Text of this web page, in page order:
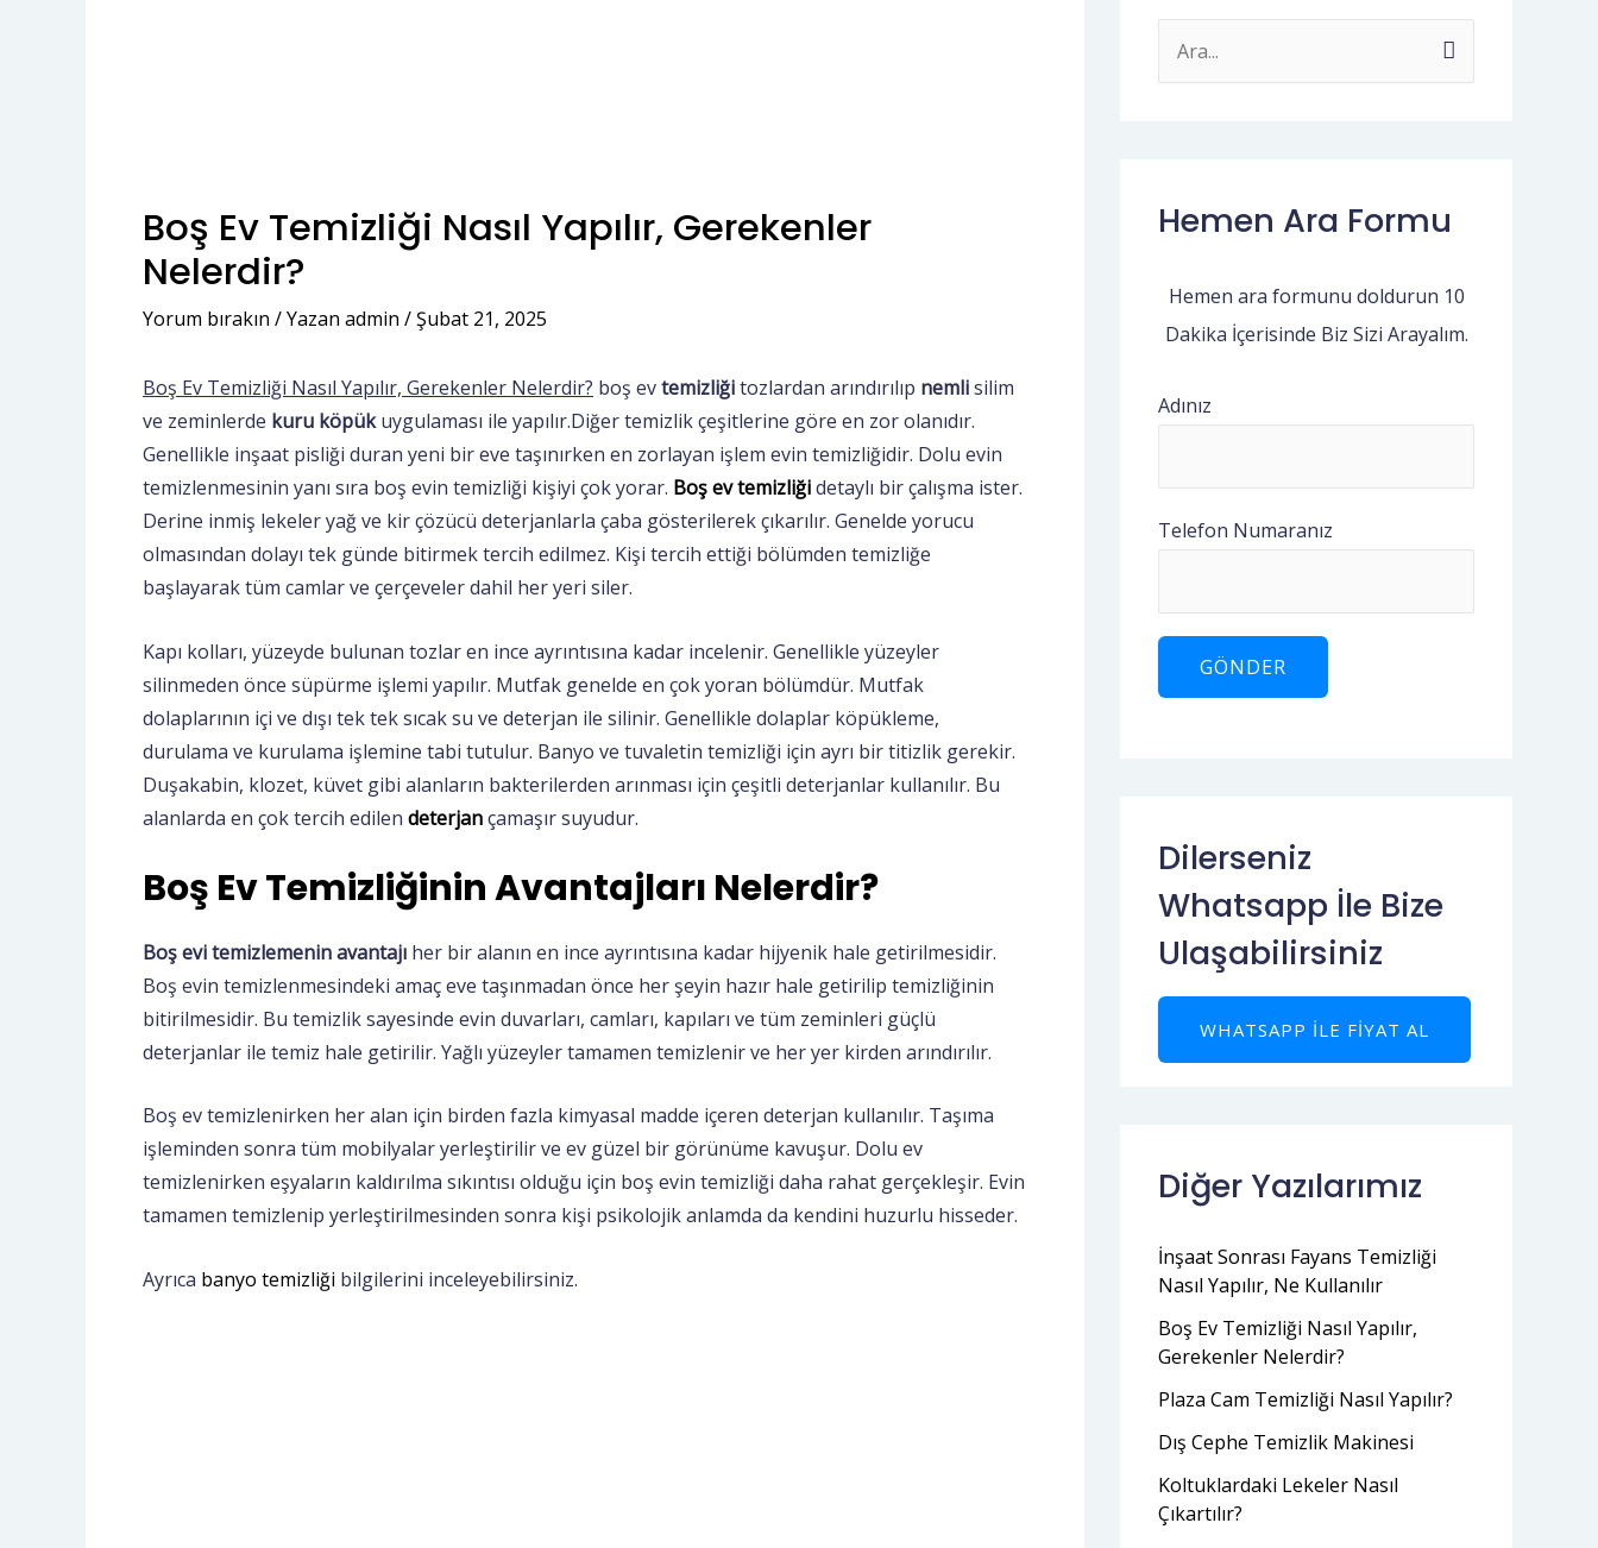
Boş Ev Temizliği Nasıl Yapılır, Gerekenler
Nelerdir?
Yorum bırakın / Yazan admin /Şubat 21, 2025
Boş Ev Temizliği Nasıl Yapılır, Gerekenler Nelerdir? boş evtemizliğitozlardan arındırılıp nemlisilim
ve zeminlerde kuru köpükuygulaması ile yapılır.Diğer temizlik çeşitlerine göre en zor olanıdır.
Genellikle inşaat pisliği duran yeni bir eve taşınırken en zorlayan işlem evin temizliğidir. Dolu evin
temizlenmesinin yanı sıra boş evin temizliği kişiyi çok yorar. Boş ev temizliğidetaylı bir çalışma ister.
Derine inmiş lekeler yağ ve kir çözücü deterjanlarla çaba gösterilerek çıkarılır. Genelde yorucu
olmasından dolayı tek günde bitirmek tercih edilmez. Kişi tercih ettiği bölümden temizliğe
başlayarak tüm camlar ve çerçeveler dahil her yeri siler.
Kapı kolları, yüzeyde bulunan tozlar en ince ayrıntısına kadar incelenir. Genellikle yüzeyler
silinmeden önce süpürme işlemi yapılır. Mutfak genelde en çok yoran bölümdür. Mutfak
dolaplarının içi ve dışı tek tek sıcak su ve deterjan ile silinir. Genellikle dolaplar köpükleme,
durulama ve kurulama işlemine tabi tutulur. Banyo ve tuvaletin temizliği için ayrı bir titizlik gerekir.
Duşakabin, klozet, küvet gibi alanların bakterilerden arınması için çeşitli deterjanlar kullanılır. Bu
alanlarda en çok tercih edilen deterjançamaşır suyudur.
Boş Ev Temizliğinin Avantajları Nelerdir?
Boş evi temizlemenin avantajı her bir alanın en ince ayrıntısına kadar hijyenik hale getirilmesidir.
Boş evin temizlenmesindeki amaç eve taşınmadan önce her şeyin hazır hale getirilip temizliğinin
bitirilmesidir. Bu temizlik sayesinde evin duvarları, camları, kapıları ve tüm zeminleri güçlü
deterjanlar ile temiz hale getirilir. Yağlı yüzeyler tamamen temizlenir ve her yer kirden arındırılır.
Boş ev temizlenirken her alan için birden fazla kimyasal madde içeren deterjan kullanılır. Taşıma
işleminden sonra tüm mobilyalar yerleştirilir ve ev güzel bir görünüme kavuşur. Dolu ev
temizlenirken eşyaların kaldırılma sıkıntısı olduğu için boş evin temizliği daha rahat gerçekleşir. Evin
tamamen temizlenip yerleştirilmesinden sonra kişi psikolojik anlamda da kendini huzurlu hisseder.
Ayrıca banyo temizliği bilgilerini inceleyebilirsiniz.
c
o
Hemen Ara Formu
Hemen ara formunu doldurun 10
Dakika İçerisinde Biz Sizi Arayalım.
Adınız
Telefon Numaranız
Dilerseniz
Whatsapp İle Bize
Ulaşabilirsiniz
WHATSAPP ILE FIYAT AL
Diğer Yazılarımız
İnşaat Sonrası Fayans Temizliği
Nasıl Yapılır, Ne Kullanılır
Boş Ev Temizliği Nasıl Yapılır,
Gerekenler Nelerdir?
Plaza Cam Temizliği Nasıl Yapılır?
Dış Cephe Temizlik Makinesi
Koltuklardaki Lekeler Nasıl
Çıkartılır?